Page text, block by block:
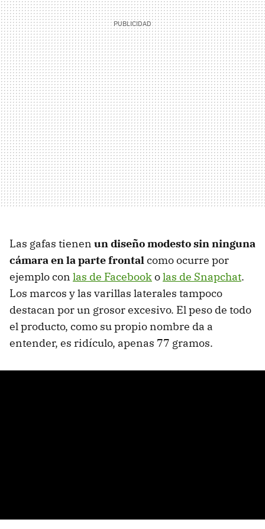
Las gafas tienen un diseño modesto sin ninguna
cámara en la parte frontalcomo ocurre por
ejemplo con las de Facebookolas de Snapchat.
Los marcos y las varillas laterales tampoco
destacan por un grosor excesivo. El peso de todo
el producto, como su propio nombre da a
entender, es ridículo, apenas 77 gramos.